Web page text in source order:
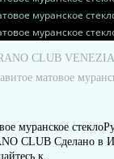
CLUB VENEZIA
матовое
муранское
CLUB Сделано в
к..